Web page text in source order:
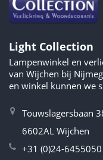
Light Collection
Lampenwinkel en
van Wijchen bij
en winkel kunnen we
Touwslagersbaan
6602AL Wijchen
+31 (0)24-6455050